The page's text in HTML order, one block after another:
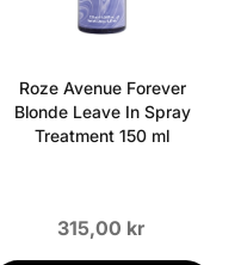
Roze Avenue Forever
Blonde Leave In Spray
Treatment 150 ml
315,00 kr